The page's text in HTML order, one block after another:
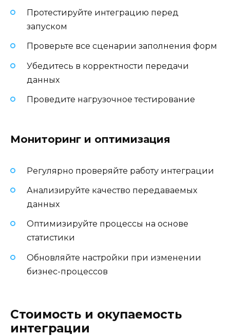
Протестируйте интеграцию перед
запуском
Проверьте все сценарии заполнения форм
Убедитесь в корректности передачи
данных
Проведите нагрузочное тестирование
Мониторинг и оптимизация
Регулярно проверяйте работу интеграции
Анализируйте качество передаваемых
данных
Оптимизируйте процессы на основе
статистики
Обновляйте настройки при изменении
бизнес-процессов
Стоимость и окупаемость
интеграции